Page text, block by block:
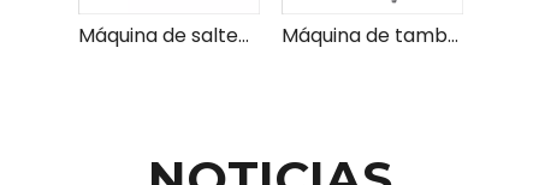
Máquina de salteado de tambor de comida grupal inteligente (gas) Máquina de tambor de comida grupal inteligente